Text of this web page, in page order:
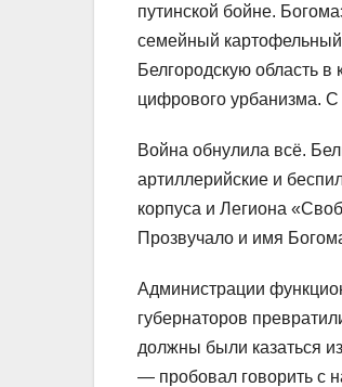
путинской бойне.
семейный картофельный
Белгородскую область
цифрового урбанизма. С
Война обнулила всё.
артиллерийские и
корпуса и Легиона
Прозвучало и имя
Администрации
губернаторов
должны были казаться
— пробовал говорить с